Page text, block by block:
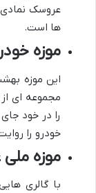
عروسک
ها است.
موزه
این موزه
مجموعه ای
را در خود
خودرو را
موزه
با گالری